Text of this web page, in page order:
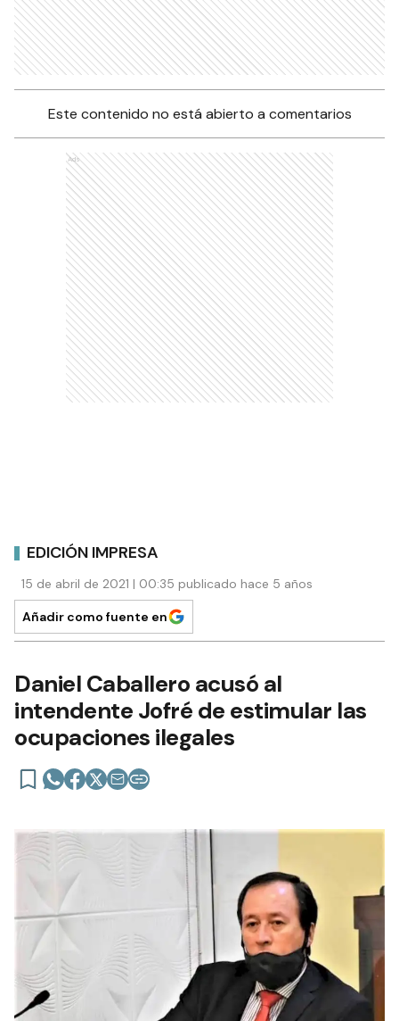
Este contenido no está abierto a comentarios
Ads
EDICIÓN IMPRESA
15 de abril de 2021 | 00:35 publicado hace 5 años
Añadir como fuente en
Daniel Caballero acusó al
intendente Jofré de estimular las
ocupaciones ilegales